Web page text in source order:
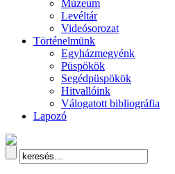
Múzeum
Levéltár
Videósorozat
Történelmünk
Egyházmegyénk
Püspökök
Segédpüspökök
Hitvallóink
Válogatott bibliográfia
Lapozó